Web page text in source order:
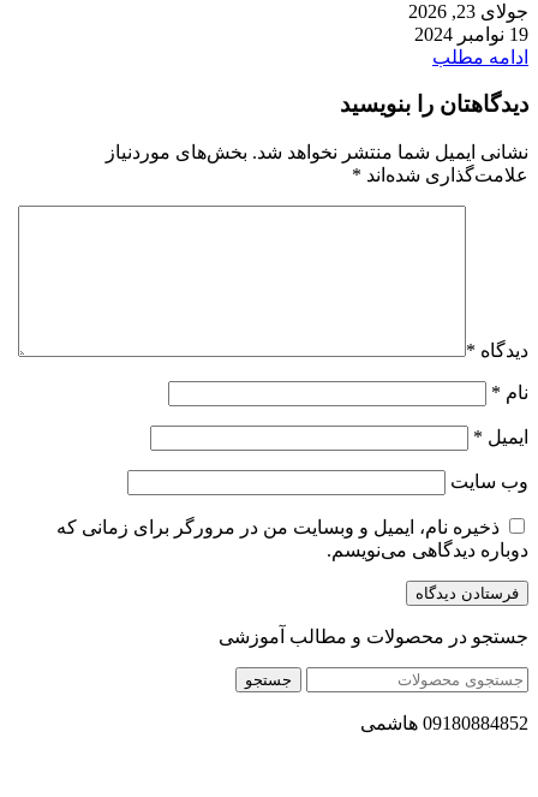
جولای 23, 2026
19 نوامبر 2024
ادامه مطلب
دیدگاهتان را بنویسید
نشانی ایمیل شما منتشر نخواهد شد. بخش‌های موردنیاز
علامت‌گذاری شده‌اند *
دیدگاه *
نام *
ایمیل *
وب‌ سایت
ذخیره نام، ایمیل و وبسایت من در مرورگر برای زمانی که
دوباره دیدگاهی می‌نویسم.
جستجو در محصولات و مطالب آموزشی
جستجو
09180884852 هاشمی